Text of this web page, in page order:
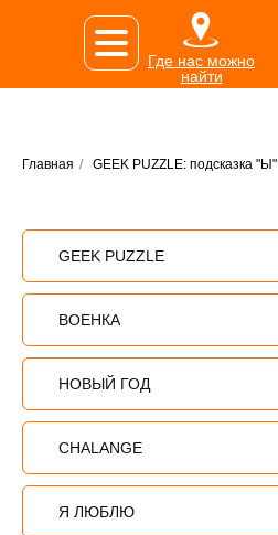
Где нас можно
найти
Главная / GEEK PUZZLE: подсказка "Ы"
GEEK PUZZLE
ВОЕНКА
НОВЫЙ ГОД
CHALANGE
Я ЛЮБЛЮ